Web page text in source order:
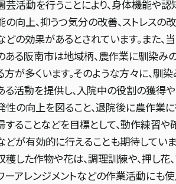
健診（生活習慣病予防健診）
種
ご案内
祉サポートセンターのご案内
神経外科
瘍外科センター
児科
膚科
成外科
射線室
務課/企画室
要
んの権利と責務
指定
ついて
Presentation
報
ト
日本語
午前
芸活動を行うことにより、身体機能や認
の向上、抑うつ気分の改善、ストレスの
どの効果があるとされています。また、
ある阪南市は地域柄、農作業に馴染み
方が多くいます。そのような方々に、馴
る活動を提供し、入院中の役割の獲得
性の向上を図ること、退院後に農作業
することなどを目標として、動作練習や
どが有効的に行えることも期待していま
穫した作物や花は、調理訓練や、押し花
ーアレンジメントなどの作業活動にも